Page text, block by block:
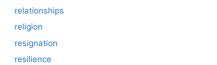
relationships
religion
resignation
resilience